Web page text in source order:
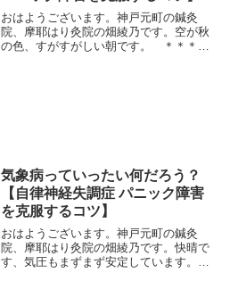
おはようございます。神戸元町の鍼灸
院、摩耶はり灸院の畑綾乃です。空が秋
の色、すがすがしい朝です。 ＊＊＊耳
気象病っていったい何だろう？
【自律神経失調症 パニック障害
を克服するコツ】
おはようございます。神戸元町の鍼灸
院、摩耶はり灸院の畑綾乃です。快晴で
す、気圧もまずまず安定しています。